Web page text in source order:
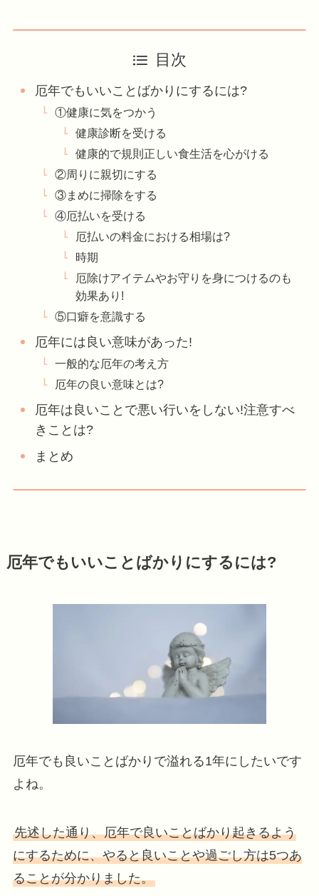
目次
厄年でもいいことばかりにするには?
①健康に気をつかう
健康診断を受ける
健康的で規則正しい食生活を心がける
②周りに親切にする
③まめに掃除をする
④厄払いを受ける
厄払いの料金における相場は?
時期
厄除けアイテムやお守りを身につけるのも
効果あり!
⑤口癖を意識する
厄年には良い意味があった!
一般的な厄年の考え方
厄年の良い意味とは?
厄年は良いことで悪い行いをしない!注意すべ
きことは?
まとめ
厄年でもいいことばかりにするには?
厄年でも良いことばかりで溢れる1年にしたいです
よね。
先述した通り、厄年で良いことばかり起きるよう
にするために、やると良いことや過ごし方は5つあ
ることが分かりました。